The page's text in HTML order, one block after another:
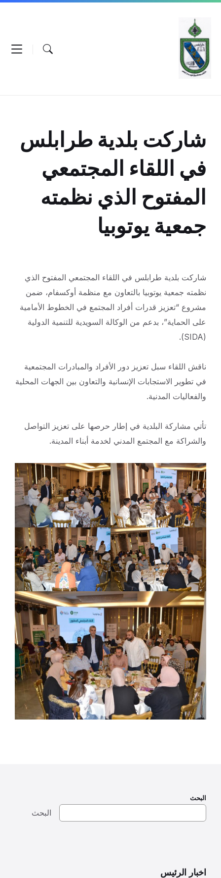
Skip
content
Skip
navigation
Skip
شاركت بلدية طرابلس
في اللقاء المجتمعي
المفتوح الذي نظمته
جمعية يوتوبيا
شاركت بلدية طرابلس في اللقاء المجتمعي المفتوح الذي
نظمته جمعية يوتوبيا بالتعاون مع منظمة أوكسفام، ضمن
مشروع “تعزيز قدرات أفراد المجتمع في الخطوط الأمامية
على الحماية”، بدعم من الوكالة السويدية للتنمية الدولية
(SIDA).
ناقش اللقاء سبل تعزيز دور الأفراد والمبادرات المجتمعية
في تطوير الاستجابات الإنسانية والتعاون بين الجهات المحلية
والفعاليات المدنية.
تأتي مشاركة البلدية في إطار حرصها على تعزيز التواصل
والشراكة مع المجتمع المدني لخدمة أبناء المدينة.
البحث
البحث
اخبار الرئيس